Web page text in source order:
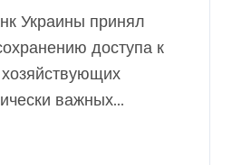
за атак РФ
доступа к
важных...